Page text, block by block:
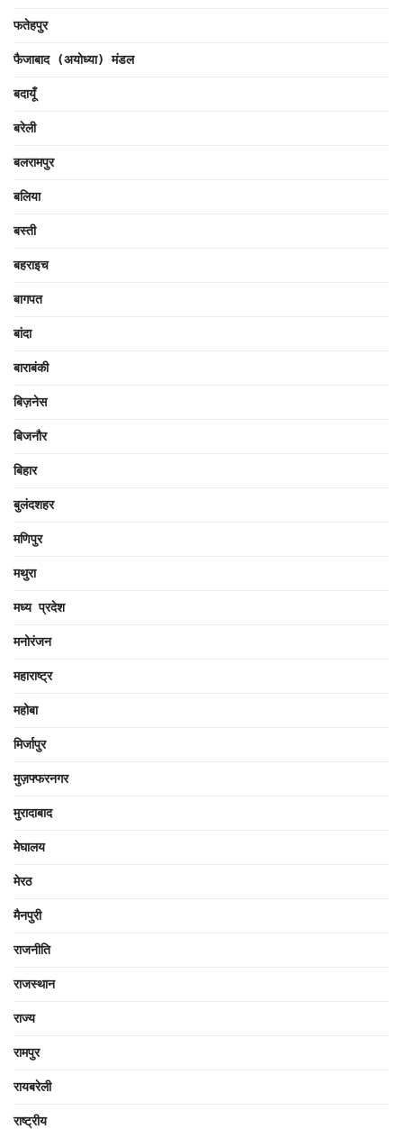
फतेहपुर
फैजाबाद (अयोध्या) मंडल
बदायूँ
बरेली
बलरामपुर
बलिया
बस्ती
बहराइच
बागपत
बांदा
बाराबंकी
बिज़नेस
बिजनौर
बिहार
बुलंदशहर
मणिपुर
मथुरा
मध्य प्रदेश
मनोरंजन
महाराष्ट्र
महोबा
मिर्जापुर
मुज़फ्फरनगर
मुरादाबाद
मेघालय
मेरठ
मैनपुरी
राजनीति
राजस्थान
राज्य
रामपुर
रायबरेली
राष्ट्रीय